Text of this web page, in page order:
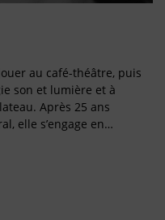
au café-théâtre, puis
son et lumière et à
Après 25 ans
elle s’engage en…